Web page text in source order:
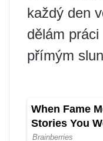
každý den
dělám
přímým